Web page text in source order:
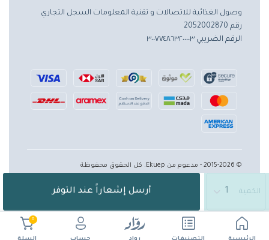
0
الكمية أرسل إشعاراً عند التوفر
وصول الغذائية للاتصالات و تقنية المعلومات السجل التجاري
رقم 2052002870
الرقم الضريبي ٣٠٠٧٧٤٨٦٣٢٠٠٠٠٣
© 2015-2026 - مدعوم من Ekuep. كل الحقوق محفوظة